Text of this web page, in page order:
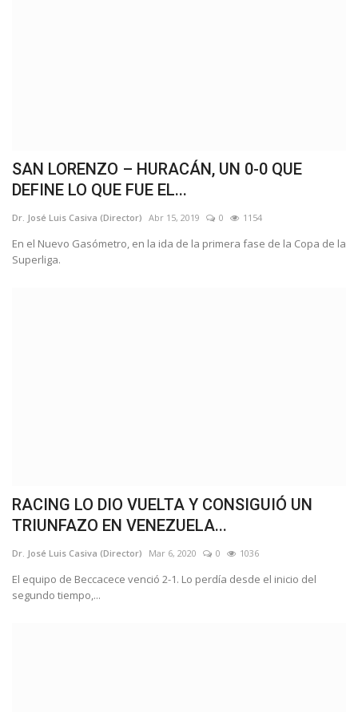
SAN LORENZO – HURACÁN, UN 0-0 QUE
DEFINE LO QUE FUE EL...
Dr. José Luis Casiva (Director) Abr 15, 2019 0 1154
En el Nuevo Gasómetro, en la ida de la primera fase de la Copa de la
Superliga.
RACING LO DIO VUELTA Y CONSIGUIÓ UN
TRIUNFAZO EN VENEZUELA...
Dr. José Luis Casiva (Director) Mar 6, 2020 0 1036
El equipo de Beccacece venció 2-1. Lo perdía desde el inicio del
segundo tiempo,...